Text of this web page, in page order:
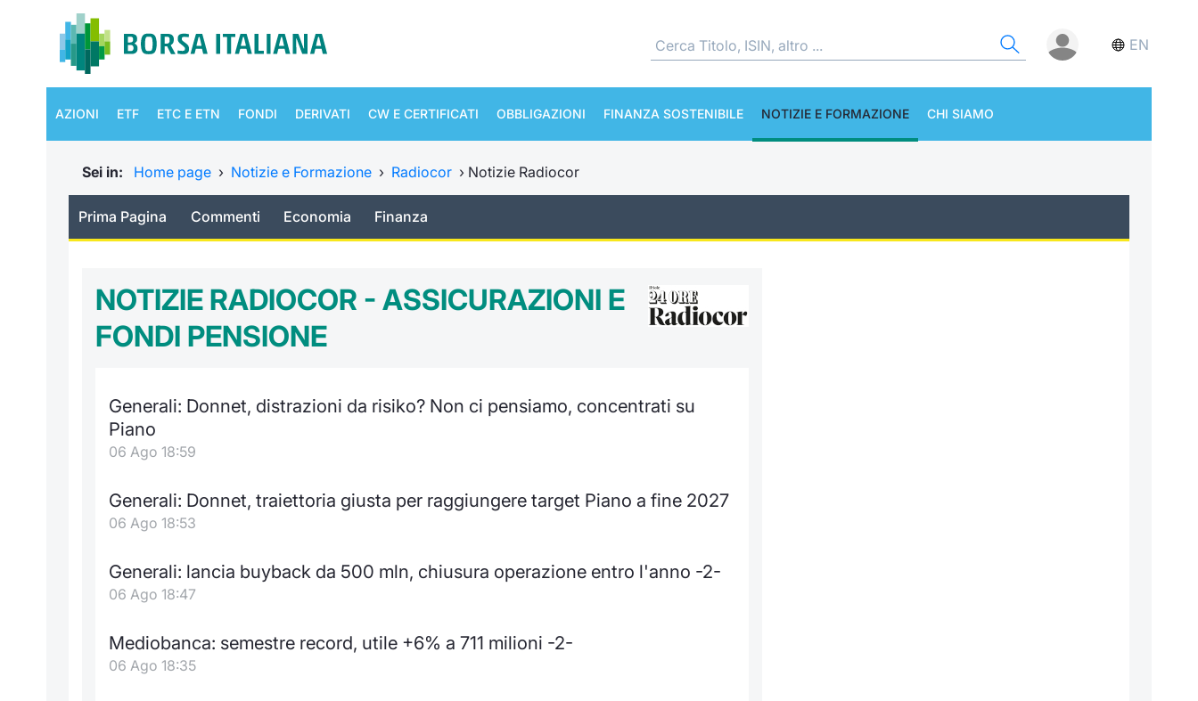
EN
AZIONI ETF ETC E ETN FONDI DERIVATI CW E CERTIFICATI OBBLIGAZIONI FINANZA SOSTENIBILE NOTIZIE E FORMAZIONE CHI SIAMO
Sei in: Home page › Notizie e Formazione › Radiocor › Notizie Radiocor
Prima Pagina Commenti Economia Finanza
NOTIZIE RADIOCOR - ASSICURAZIONI E
FONDI PENSIONE
Generali: Donnet, distrazioni da risiko? Non ci pensiamo, concentrati su
Piano
06 Ago 18:59
Generali: Donnet, traiettoria giusta per raggiungere target Piano a fine 2027
06 Ago 18:53
Generali: lancia buyback da 500 mln, chiusura operazione entro l'anno -2-
06 Ago 18:47
Mediobanca: semestre record, utile +6% a 711 milioni -2-
06 Ago 18:35